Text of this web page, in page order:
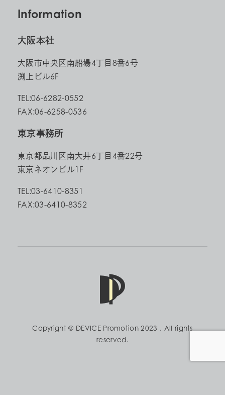
Information
大阪本社
大阪市中央区南船場4丁目8番6号
渕上ビル6F
TEL:06-6282-0552
FAX:06-6258-0536
東京事務所
東京都品川区南大井6丁目4番22号
東京ネオンビル1F
TEL:03-6410-8351
FAX:03-6410-8352
Copyright © DEVICE Promotion 2023 . All rights
reserved.